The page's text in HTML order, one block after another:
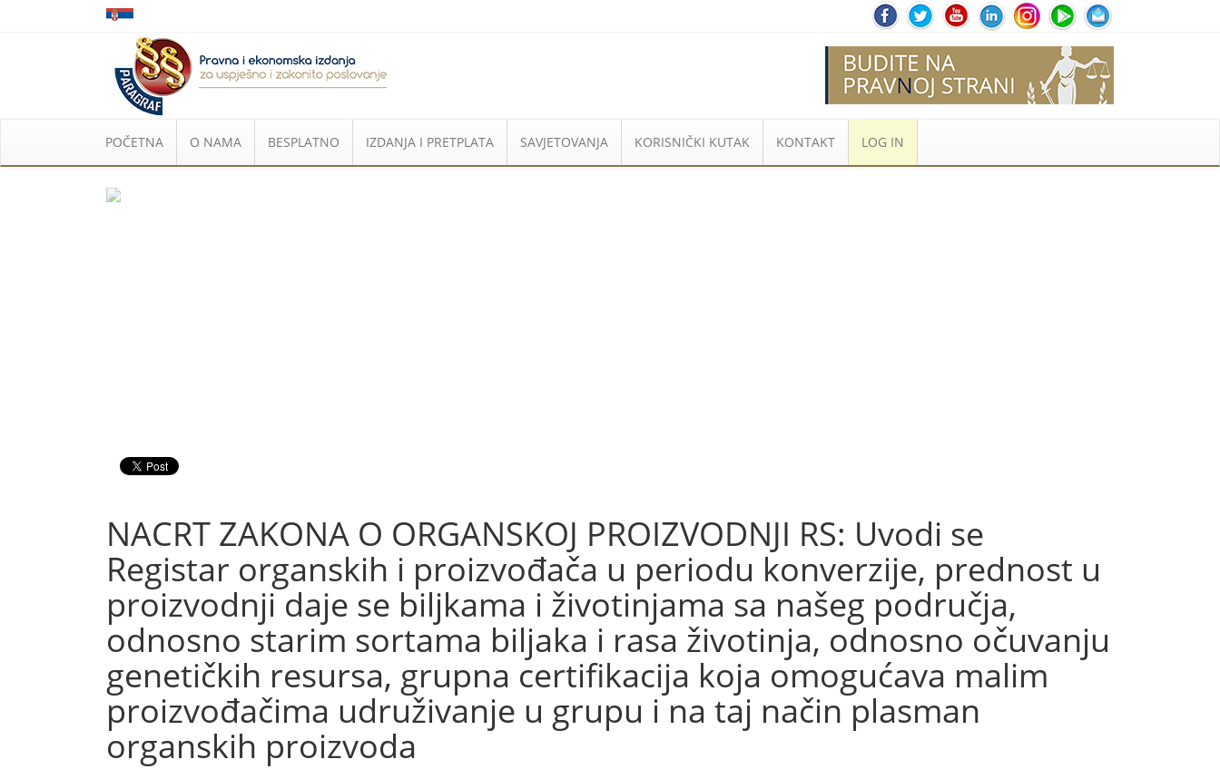
POČETNA O NAMA BESPLATNO IZDANJA I PRETPLATA SAVJETOVANJA KORISNIČKI KUTAK KONTAKT LOG IN
NACRT ZAKONA O ORGANSKOJ PROIZVODNJI RS: Uvodi se
Registar organskih i proizvođača u periodu konverzije, prednost u
proizvodnji daje se biljkama i životinjama sa našeg područja,
odnosno starim sortama biljaka i rasa životinja, odnosno očuvanju
genetičkih resursa, grupna certifikacija koja omogućava malim
proizvođačima udruživanje u grupu i na taj način plasman
organskih proizvoda